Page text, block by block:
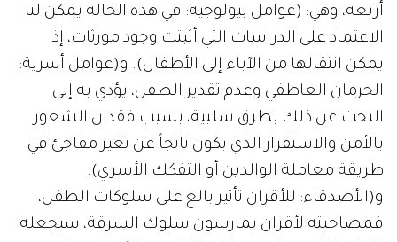
أربعة، وهي: (عوامل بيولوجية: في هذه الحالة يمكن لنا
الاعتماد على الدراسات التي أثبتت وجود مورثات، إذ
يمكن انتقالها من الآباء إلى الأطفال). و(عوامل أسرية:
الحرمان العاطفي وعدم تقدير الطفل، يؤدي به إلى
البحث عن ذلك بطرق سلبية، بسبب فقدان الشعور
بالأمن والاستقرار الذي يكون ناتجاً عن تغير مفاجئ في
طريقة معاملة الوالدين أو التفكك الأسري).
و(الأصدقاء: للأقران تأثير بالغ على سلوكات الطفل،
فمصاحبته لأقران يمارسون سلوك السرقة، سيجعله